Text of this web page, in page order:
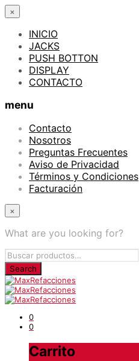
×
INICIO
JACKS
PUSH BOTTON
DISPLAY
CONTACTO
menu
Contacto
Nosotros
Preguntas Frecuentes
Aviso de Privacidad
Términos y Condiciones
Facturación
×
What are you looking for?
0
0
Carrito